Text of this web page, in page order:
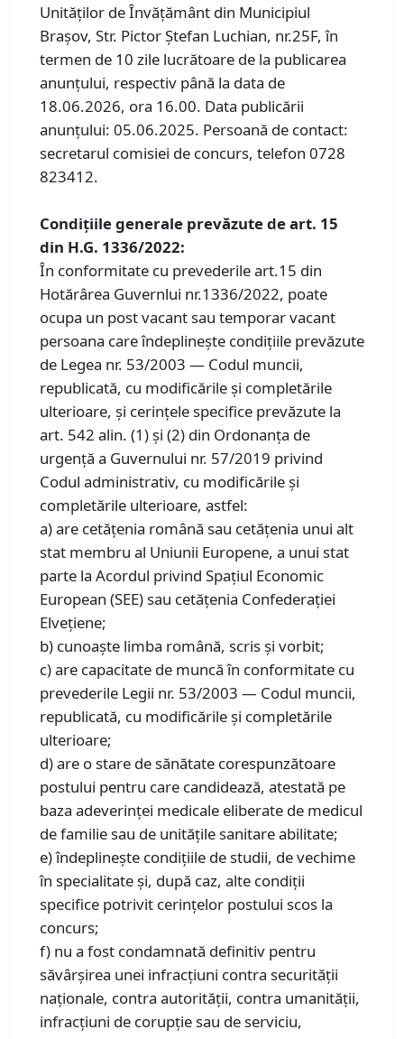
Unităților de Învățământ din Municipiul
Brașov, Str. Pictor Ștefan Luchian, nr.25F, în
termen de 10 zile lucrătoare de la publicarea
anunțului, respectiv până la data de
18.06.2026, ora 16.00. Data publicării
anunțului: 05.06.2025. Persoană de contact:
secretarul comisiei de concurs, telefon 0728
823412.
Condiţiile generale prevăzute de art. 15
din H.G. 1336/2022:
În conformitate cu prevederile art.15 din
Hotărârea Guvernlui nr.1336/2022, poate
ocupa un post vacant sau temporar vacant
persoana care îndeplinește condițiile prevăzute
de Legea nr. 53/2003 — Codul muncii,
republicată, cu modificările și completările
ulterioare, și cerințele specifice prevăzute la
art. 542 alin. (1) și (2) din Ordonanța de
urgență a Guvernului nr. 57/2019 privind
Codul administrativ, cu modificările și
completările ulterioare, astfel:
a) are cetățenia română sau cetățenia unui alt
stat membru al Uniunii Europene, a unui stat
parte la Acordul privind Spațiul Economic
European (SEE) sau cetățenia Confederației
Elvețiene;
b) cunoaște limba română, scris și vorbit;
c) are capacitate de muncă în conformitate cu
prevederile Legii nr. 53/2003 — Codul muncii,
republicată, cu modificările și completările
ulterioare;
d) are o stare de sănătate corespunzătoare
postului pentru care candidează, atestată pe
baza adeverinței medicale eliberate de medicul
de familie sau de unitățile sanitare abilitate;
e) îndeplinește condițiile de studii, de vechime
în specialitate și, după caz, alte condiții
specifice potrivit cerințelor postului scos la
concurs;
f) nu a fost condamnată definitiv pentru
săvârșirea unei infracțiuni contra securității
naționale, contra autorității, contra umanității,
infracțiuni de corupție sau de serviciu,